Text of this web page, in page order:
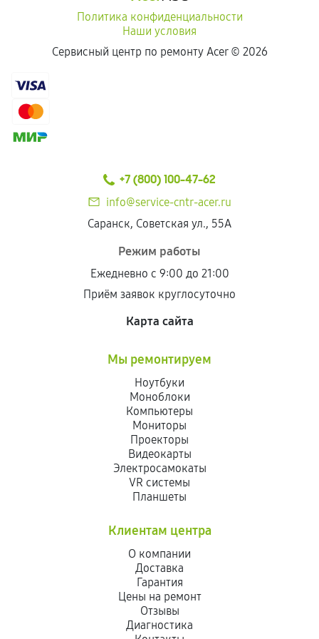
Политика конфиденциальности
Наши условия
Сервисный центр по ремонту Acer © 2026
+7 (800) 100-47-62
info@service-cntr-acer.ru
Саранск, Советская ул., 55А
Режим работы
Ежедневно с 9:00 до 21:00
Приём заявок круглосуточно
Карта сайта
Мы ремонтируем
Ноутбуки
Моноблоки
Компьютеры
Мониторы
Проекторы
Видеокарты
Электросамокаты
VR системы
Планшеты
Клиентам центра
О компании
Доставка
Гарантия
Цены на ремонт
Отзывы
Диагностика